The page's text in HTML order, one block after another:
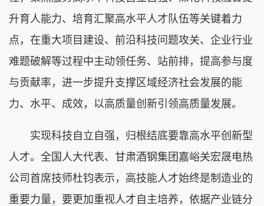
升育人能力、培育汇聚高水平人才队伍等关键着力
点，在重大项目建设、前沿科技问题攻关、企业行业
难题破解等过程中主动领任务、站前排，提高参与度
与贡献率，进一步提升支撑区域经济社会发展的能
力、水平、成效，以高质量创新引领高质量发展。
实现科技自立自强，归根结底要靠高水平创新型
人才。全国人大代表、甘肃酒钢集团嘉峪关宏晟电热
公司首席技师杜钧表示，高技能人才始终是制造业的
重要力量，要更加重视人才自主培养，依据产业链分